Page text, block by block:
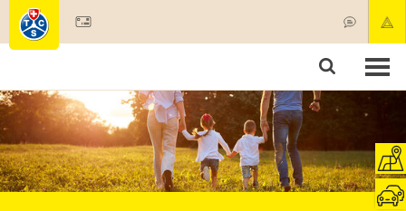
Societariato & prestazioni
Test, sicurezza & salute